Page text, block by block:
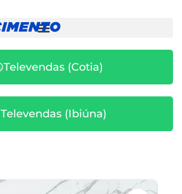
Televendas (Cotia)
Televendas (Ibiúna)